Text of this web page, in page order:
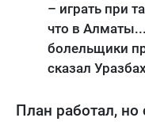
– играть при
что в
болельщики
сказал
План работал, но